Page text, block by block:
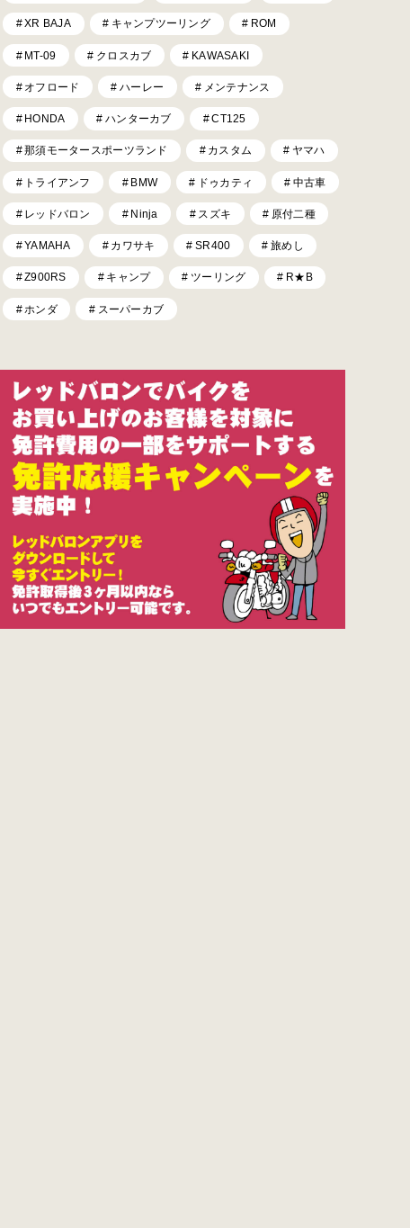
XR BAJA キャンプツーリング ROM
MT-09 クロスカブ KAWASAKI
オフロード ハーレー メンテナンス
HONDA ハンターカブ CT125
那須モータースポーツランド カスタム ヤマハ
トライアンフ BMW ドゥカティ 中古車
レッドバロン Ninja スズキ 原付二種
YAMAHA カワサキ SR400 旅めし
Z900RS キャンプ ツーリング R★B
ホンダ スーパーカブ